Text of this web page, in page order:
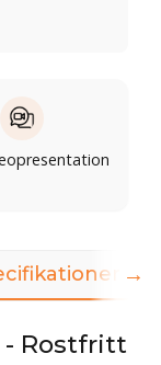
- Rostfritt
→